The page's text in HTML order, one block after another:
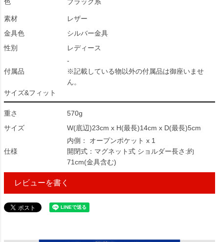
素材
レザー
金具色
シルバー金具
性別
レディース
付属品
-
※記載している物以外の付属品は御座いませ
ん。
サイズ&フィット
重さ
570g
サイズ
W(底辺)23cm x H(最長)14cm x D(最長)5cm
仕様
内側： オープンポケット x 1
開閉式：マグネット式 ショルダー長さ:約
71cm(金具含む)
レビューを書く